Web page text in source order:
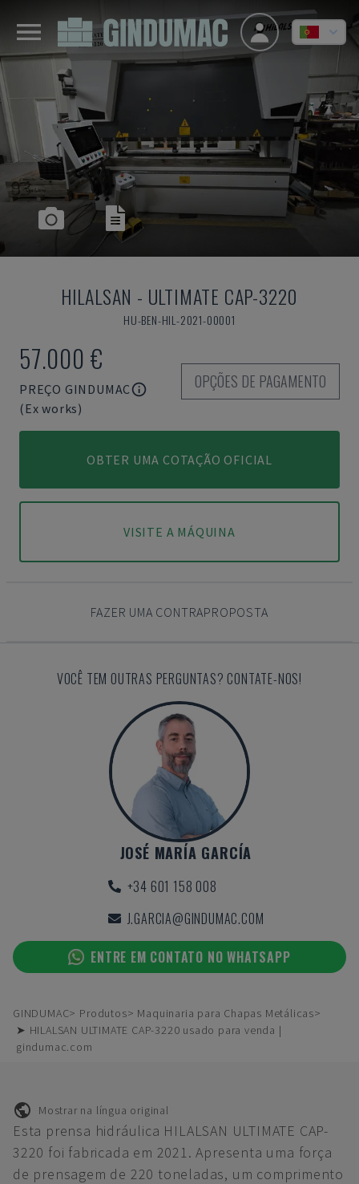
HILALSAN - ULTIMATE CAP-3220
HU-BEN-HIL-2021-00001
57.000 €
PREÇO GINDUMAC
(Ex works)
OPÇÕES DE PAGAMENTO
OBTER UMA COTAÇÃO OFICIAL
VISITE A MÁQUINA
FAZER UMA CONTRAPROPOSTA
VOCÊ TEM OUTRAS PERGUNTAS? CONTATE-NOS!
JOSÉ MARÍA GARCÍA
+34 601 158 008
J.GARCIA@GINDUMAC.COM
ENTRE EM CONTATO NO WHATSAPP
GINDUMAC Produtos
Maquinaria para Chapas Metálicas
➤ HILALSAN ULTIMATE CAP-3220 usado para venda |
gindumac.com
Mostrar na língua original
Esta prensa hidráulica HILALSAN ULTIMATE CAP-
3220 foi fabricada em 2021. Apresenta uma força
de prensagem de 220 toneladas, um comprimento